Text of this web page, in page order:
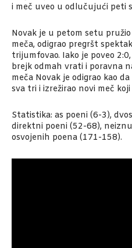
i meč uveo u odlučujući peti
Novak je u petom setu
meča, odigrao pregršt
trijumfovao. Iako je poveo
brejk odmah vrati i poravna
meča Novak je odigrao kao
sva tri i izrežirao novi meč
Statistika: as poeni (6-3),
direktni poeni (52-68),
osvojenih poena (171-158).